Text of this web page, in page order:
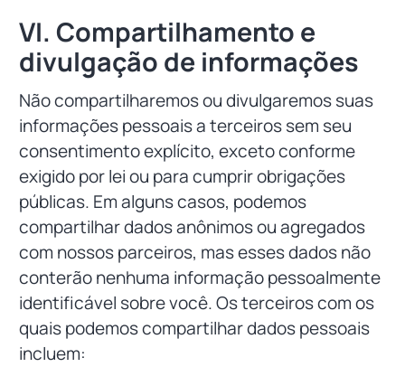
VI. Compartilhamento e
divulgação de informações
Não compartilharemos ou divulgaremos suas
informações pessoais a terceiros sem seu
consentimento explícito, exceto conforme
exigido por lei ou para cumprir obrigações
públicas. Em alguns casos, podemos
compartilhar dados anônimos ou agregados
com nossos parceiros, mas esses dados não
conterão nenhuma informação pessoalmente
identificável sobre você. Os terceiros com os
quais podemos compartilhar dados pessoais
incluem: